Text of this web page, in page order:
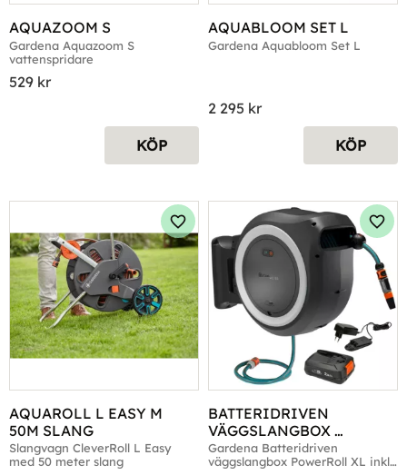
AQUAZOOM S
Gardena Aquazoom S
vattenspridare
529 kr
KÖP
AQUABLOOM SET L
Gardena Aquabloom Set L
2 295 kr
KÖP
AQUAROLL L EASY M
50M SLANG
Slangvagn CleverRoll L Easy
med 50 meter slang
Lägg till i favoriter
BATTERIDRIVEN
VÄGGSLANGBOX
POWERROLL XL (35 M)
VIT
Gardena Batteridriven
väggslangbox PowerRoll XL inkl.